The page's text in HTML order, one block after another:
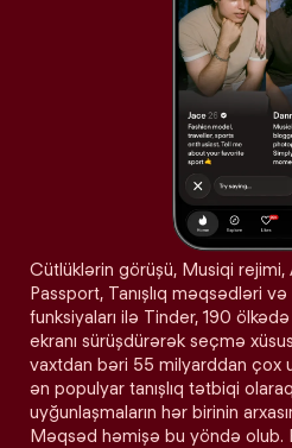
Cütlüklərin görüşü, Musiqi
Passport, Tanışlıq məqsədləri
funksiyaları ilə Tinder, 190
ekranı sürüşdürərək seçmə
vaxtdan bəri 55 milyarddan çox
ən populyar tanışlıq tətbiqi
uyğunlaşmaların hər birinin
Məqsəd həmişə bu yöndə olub.